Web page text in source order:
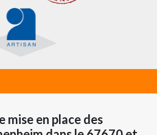
mise en place des